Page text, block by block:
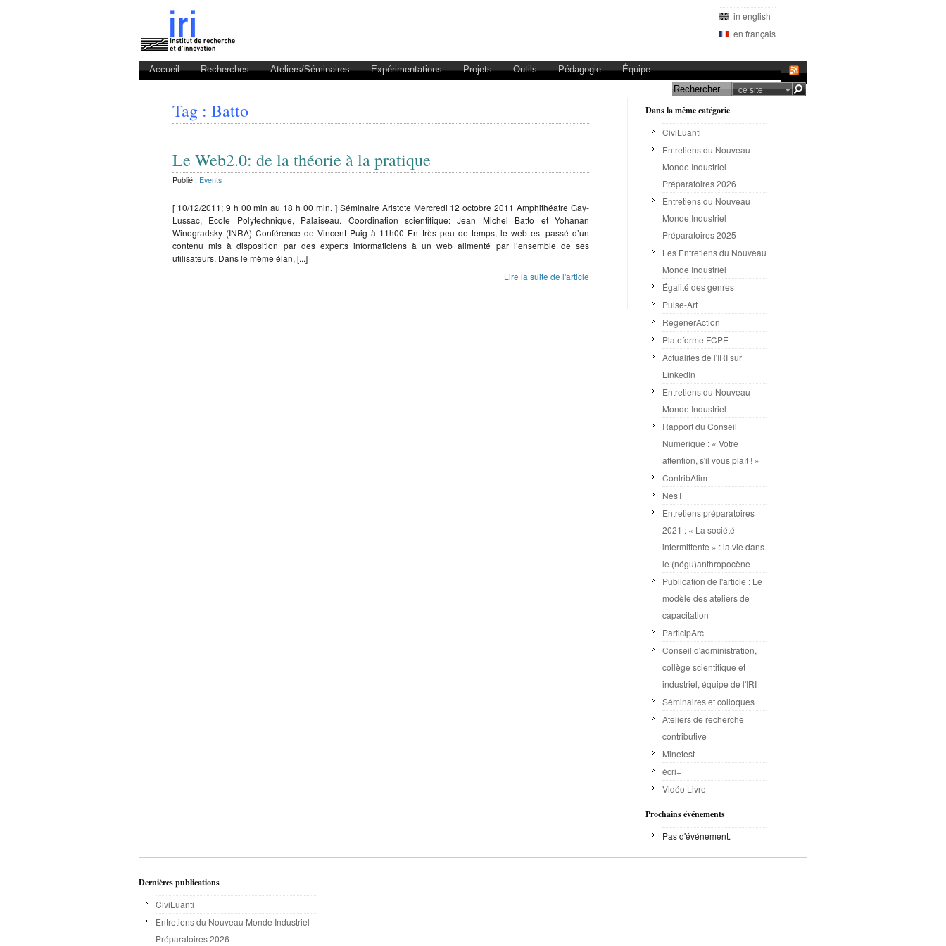
in english
en français
Accueil Recherches Ateliers/Séminaires Expérimentations Projets Outils Pédagogie Équipe
ce site
Tag : Batto
Le Web2.0: de la théorie à la pratique
Publié : Events
[ 10/12/2011; 9 h 00 min au 18 h 00 min. ] Séminaire Aristote Mercredi 12 octobre 2011 Amphithéatre Gay-
Lussac, Ecole Polytechnique, Palaiseau. Coordination scientifique: Jean Michel Batto et Yohanan
Winogradsky (INRA) Conférence de Vincent Puig à 11h00 En très peu de temps, le web est passé d’un
contenu mis à disposition par des experts informaticiens à un web alimenté par l’ensemble de ses
utilisateurs. Dans le même élan, [...]
Lire la suite de l'article
Dans la même catégorie
CiviLuanti
Entretiens du Nouveau
Monde Industriel
Préparatoires 2026
Entretiens du Nouveau
Monde Industriel
Préparatoires 2025
Les Entretiens du Nouveau
Monde Industriel
Égalité des genres
Pulse-Art
RegenerAction
Plateforme FCPE
Actualités de l'IRI sur
LinkedIn
Entretiens du Nouveau
Monde Industriel
Rapport du Conseil
Numérique : « Votre
attention, s'il vous plaît ! »
ContribAlim
NesT
Entretiens préparatoires
2021 : « La société
intermittente » : la vie dans
le (négu)anthropocène
Publication de l'article : Le
modèle des ateliers de
capacitation
ParticipArc
Conseil d'administration,
collège scientifique et
industriel, équipe de l'IRI
Séminaires et colloques
Ateliers de recherche
contributive
Minetest
écri+
Vidéo Livre
Prochains événements
Pas d'événement.
Dernières publications
CiviLuanti
Entretiens du Nouveau Monde Industriel
Préparatoires 2026